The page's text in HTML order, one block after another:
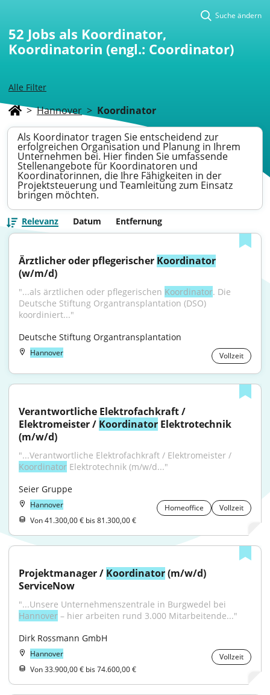
Alle Filter
Suche ändern
52 Jobs als Koordinator,
Koordinatorin (engl.: Coordinator)
> Hannover > Koordinator
Als Koordinator tragen Sie entscheidend zur
erfolgreichen Organisation und Planung in Ihrem
Unternehmen bei. Hier finden Sie umfassende
Stellenangebote für Koordinatoren und
Koordinatorinnen, die Ihre Fähigkeiten in der
Projektsteuerung und Teamleitung zum Einsatz
bringen möchten.
Relevanz Datum Entfernung
Ärztlicher oder pflegerischer Koordinator
(w/m/d)
"...als ärztlichen oder pflegerischen Koordinator. Die
Deutsche Stiftung Organtransplantation (DSO)
koordiniert..."
Deutsche Stiftung Organtransplantation
Hannover Vollzeit
Verantwortliche Elektrofachkraft /
Elektromeister / Koordinator Elektrotechnik
(m/w/d)
Koordinator Elektrotechnik (m/w/d..."
Seier Gruppe
Hannover Homeoffice
Vollzeit
Von 41.300,00 € bis 81.300,00 €
Projektmanager / Koordinator (m/w/d)
ServiceNow
Hannover – hier arbeiten rund 3.000 Mitarbeitende..."
Dirk Rossmann GmbH
Hannover
Vollzeit
Von 33.900,00 € bis 74.600,00 €